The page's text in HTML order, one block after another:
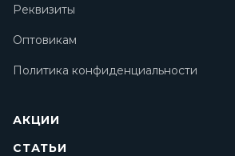
Реквизиты
Оптовикам
Политика конфиденциальности
АКЦИИ
СТАТЬИ